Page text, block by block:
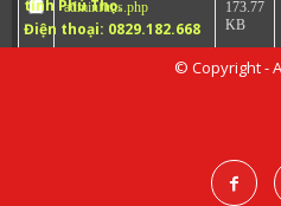
adminfuns.php
173.77
KB
17.33
KB
tỉnh Phú Thọ.
Điện thoại: 0829.182.668
© Copyright -